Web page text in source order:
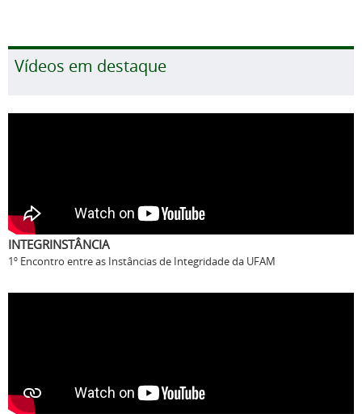
Vídeos em destaque
INTEGRINSTÂNCIA
1º Encontro entre as Instâncias de Integridade da UFAM